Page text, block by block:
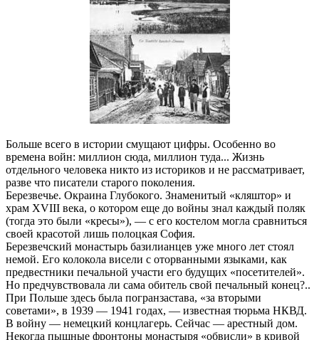
Больше всего в истории смущают цифры. Особенно во
времена войн: миллион сюда, миллион туда... Жизнь
отдельного человека никто из историков и не рассматривает,
разве что писатели старого поколения.
Березвечье. Окраина Глубокого. Знаменитый «кляштор» и
храм XVIII века, о котором еще до войны знал каждый поляк
(тогда это были «кресы»), — с его костелом могла сравниться
своей красотой лишь полоцкая София.
Березвечский монастырь базилианцев уже много лет стоял
немой. Его колокола висели с оторванными языками, как
предвестники печальной участи его будущих «посетителей».
Но предчувствовала ли сама обитель свой печальный конец?..
При Польше здесь была погранзастава, «за вторыми
советами», в 1939 — 1941 годах, — известная тюрьма НКВД.
В войну — немецкий концлагерь. Сейчас — арестный дом.
Некогда пышные фронтоны монастыря «обвисли» в кривой